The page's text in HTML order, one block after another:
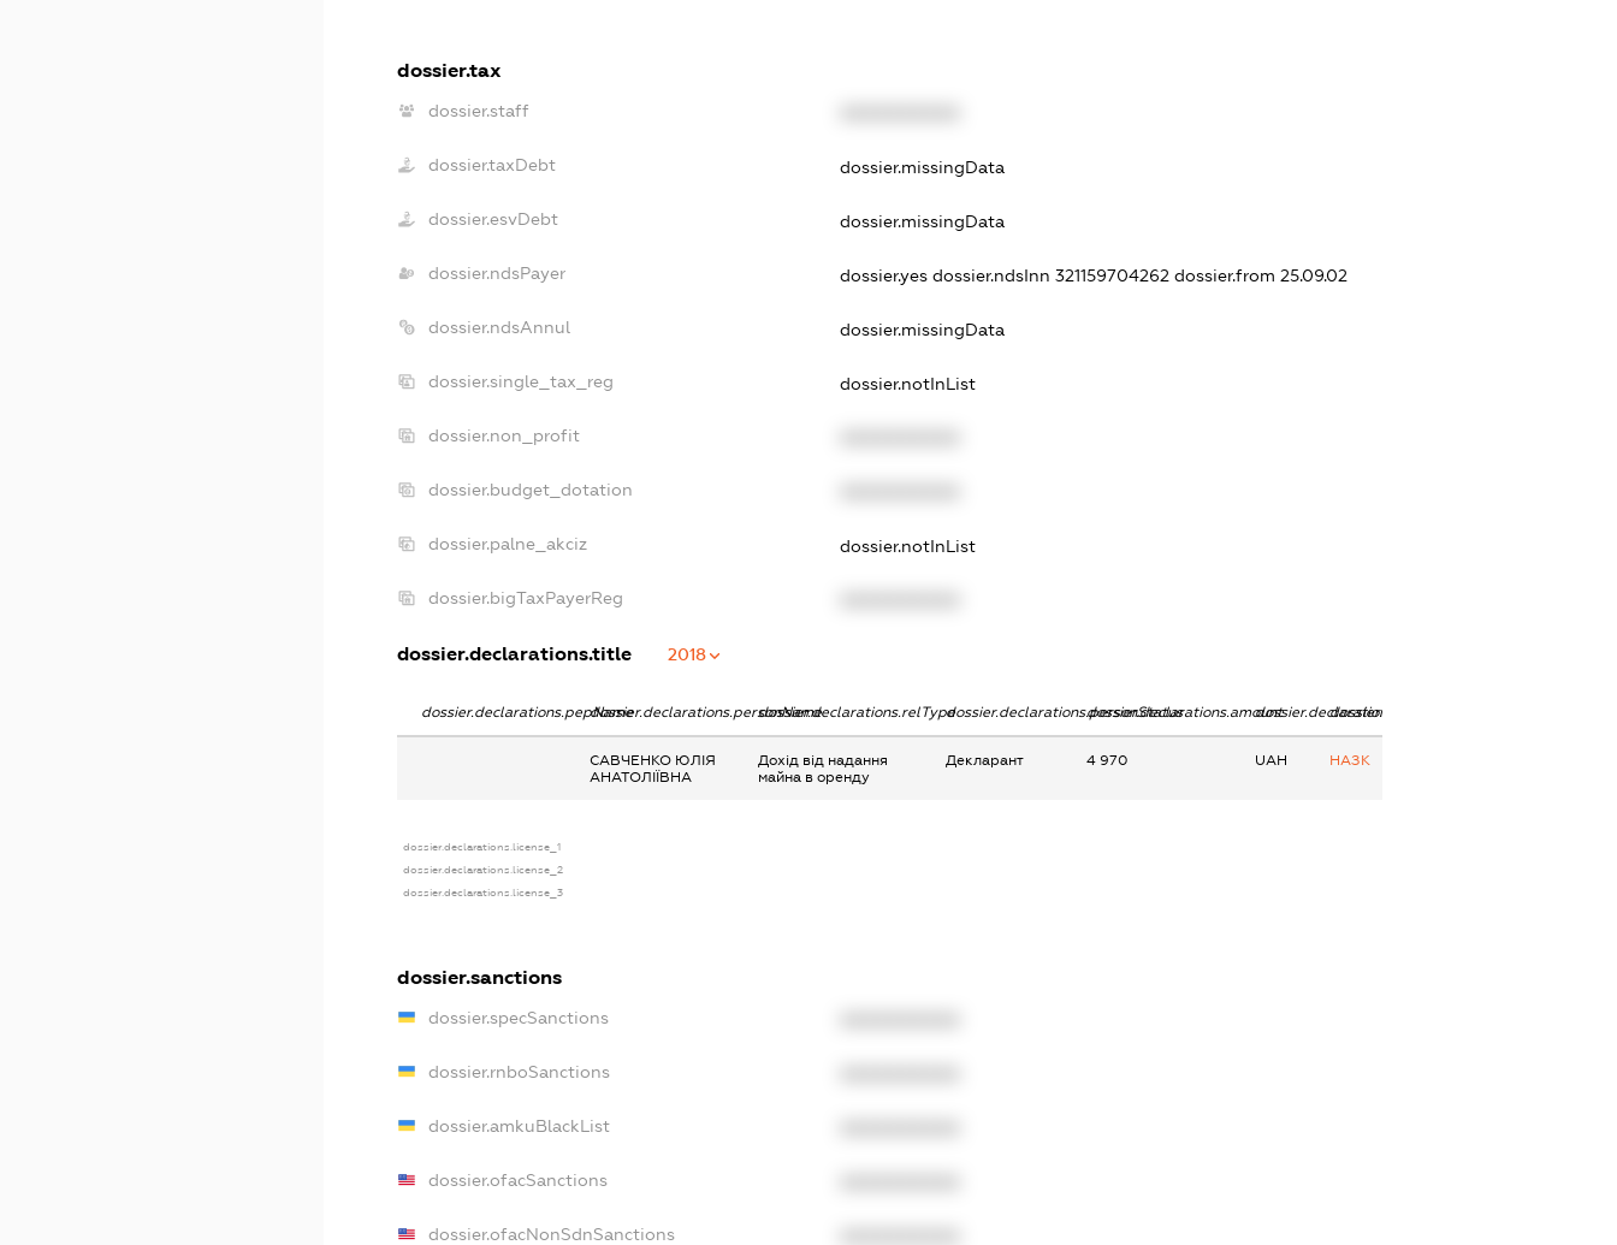
dossier.tax
dossier.staff
dossier.taxDebt dossier.missingData
dossier.esvDebt dossier.missingData
dossier.ndsPayer dossier.yesdossier.ndsInn 321159704262dossier.from 25.09.02
dossier.ndsAnnul dossier.missingData
dossier.single_tax_reg dossier.notInList
dossier.non_profit
dossier.budget_dotation
dossier.palne_akciz dossier.notInList
dossier.bigTaxPayerReg
dossier.declarations.title 2018
dossier.declarations.pepNamedossier.declarations.personNamedossier.declarations.relTypedossier.declarations.personStatusdossier.declarations.amountdossier.declarations.currency
dossier.declarations.source
САВЧЕНКО ЮЛІЯ
АНАТОЛІЇВНА
Дохід від надання
майна в оренду
Декларант 4 970 UAH НАЗК
dossier.declarations.license_1
dossier.declarations.license_2
dossier.declarations.license_3
dossier.sanctions
dossier.specSanctions
dossier.rnboSanctions
dossier.amkuBlackList
dossier.ofacSanctions
dossier.ofacNonSdnSanctions